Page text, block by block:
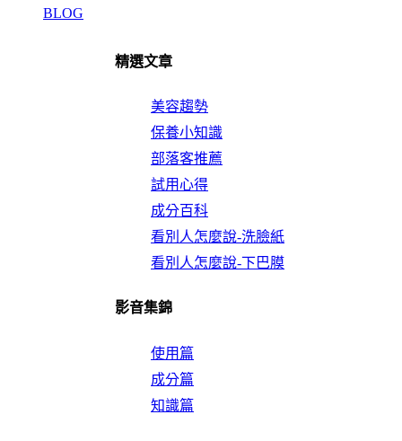
BLOG
精選文章
美容趨勢
保養小知識
部落客推薦
試用心得
成分百科
看別人怎麼說-洗臉紙
看別人怎麼說-下巴膜
影音集錦
使用篇
成分篇
知識篇